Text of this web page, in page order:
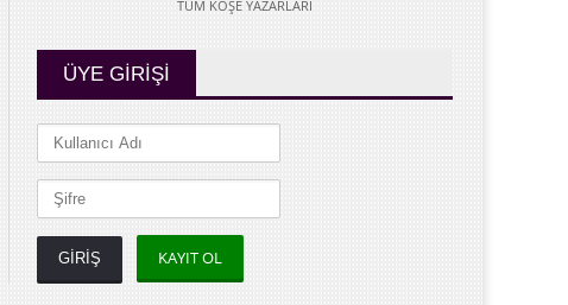
TÜM KÖŞE YAZARLARI
ÜYE GİRİŞİ
KAYIT OL